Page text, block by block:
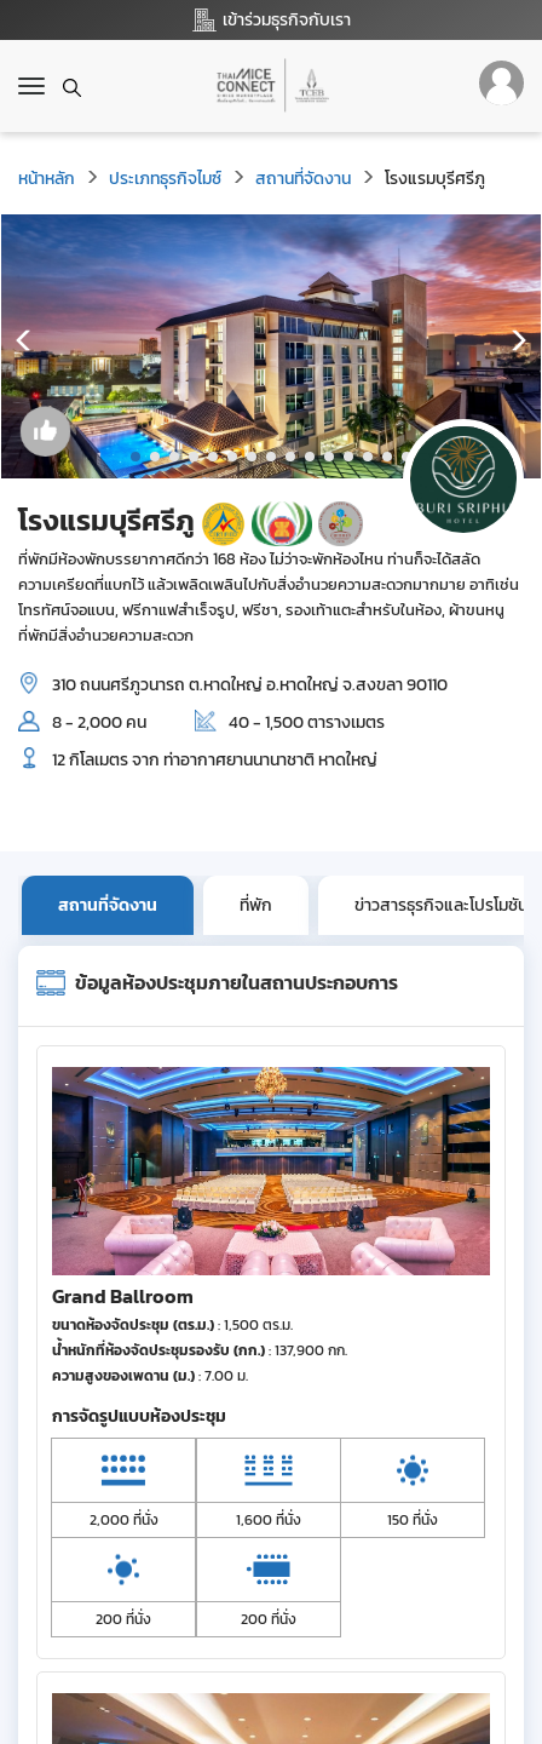
เข้าร่วมธุรกิจกับเรา
T
g
g
l
e
n
i
a
t
i
o
n
หน้าหลัก ประเภทธุรกิจไมซ์ สถานที่จัดงาน โรงแรมบุรีศรีภู
โรงแรมบุรีศรีภู
ที่พักมีห้องพักบรรยากาศดีกว่า 168 ห้อง ไม่ว่าจะพักห้องไหน ท่านก็จะได้สลัด
ความเครียดที่แบกไว้ แล้วเพลิดเพลินไปกับสิ่งอำนวยความสะดวกมากมาย อาทิเช่น
โทรทัศน์จอแบน, ฟรีกาแฟสำเร็จรูป, ฟรีชา, รองเท้าแตะสำหรับในห้อง, ผ้าขนหนู
ที่พักมีสิ่งอำนวยความสะดวก
310 ถนนศรีภูวนารถ ต.หาดใหญ่ อ.หาดใหญ่ จ.สงขลา 90110
8 - 2,000 คน
40 - 1,500 ตารางเมตร
12 กิโลเมตร จาก ท่าอากาศยานนานาชาติ หาดใหญ่
สถานที่จัดงาน ที่พัก ข่าวสารธุรกิจและโปรโมชัน
ข้อมูลห้องประชุมภายในสถานประกอบการ
Grand Ballroom
ขนาดห้องจัดประชุม (ตร.ม.): 1,500 ตร.ม.
น้ำหนักที่ห้องจัดประชุมรองรับ (กก.): 137,900 กก.
ความสูงของเพดาน (ม.): 7.00 ม.
การจัดรูปแบบห้องประชุม
2,000 ที่นั่ง 1,600 ที่นั่ง 150 ที่นั่ง
200 ที่นั่ง 200 ที่นั่ง